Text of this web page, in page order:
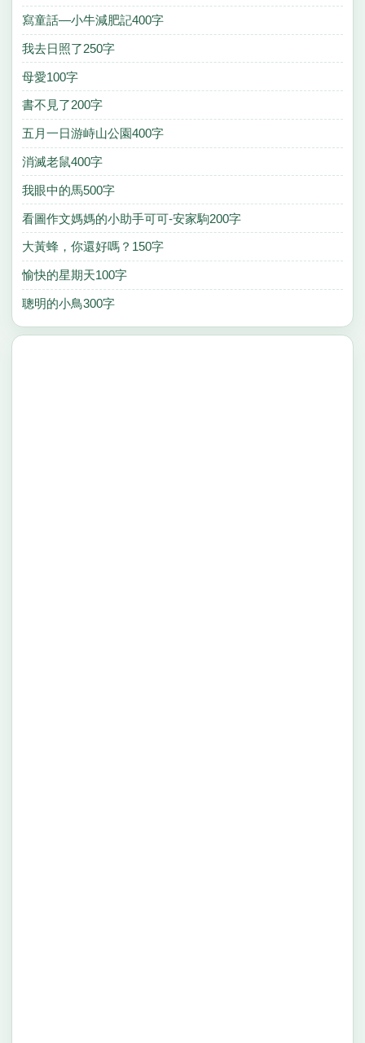
寫童話—小牛減肥記400字
我去日照了250字
母愛100字
書不見了200字
五月一日游峙山公園400字
消滅老鼠400字
我眼中的馬500字
看圖作文媽媽的小助手可可-安家駒200字
大黃蜂，你還好嗎？150字
愉快的星期天100字
聰明的小鳥300字